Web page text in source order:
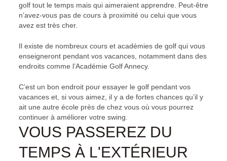
golf tout le temps mais qui aimeraient apprendre. Peut-être
n’avez-vous pas de cours à proximité ou celui que vous
avez est très cher.
Il existe de nombreux cours et académies de golf qui vous
enseigneront pendant vos vacances, notamment dans des
endroits comme l’Académie Golf Annecy.
C’est un bon endroit pour essayer le golf pendant vos
vacances et, si vous aimez, il y a de fortes chances qu’il y
ait une autre école près de chez vous où vous pourrez
continuer à améliorer votre swing.
VOUS PASSEREZ DU
TEMPS À L'EXTÉRIEUR